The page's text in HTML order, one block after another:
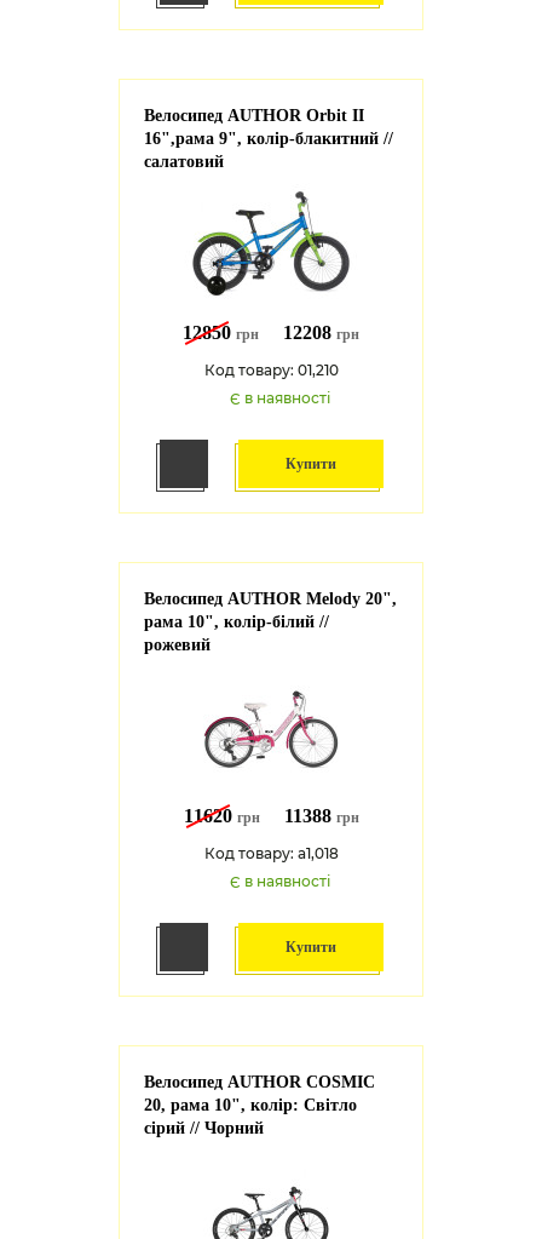
Велосипед AUTHOR Orbit II
16",рама 9", колір-блакитний //
салатовий
12850 грн 12208 грн
Код товару: 01,210
Є в наявності
Купити
Велосипед AUTHOR Melody 20",
рама 10", колір-білий //
рожевий
11620 грн 11388 грн
Код товару: a1,018
Є в наявності
Купити
Велосипед AUTHOR COSMIC
20, рама 10", колір: Світло
сірий // Чорний